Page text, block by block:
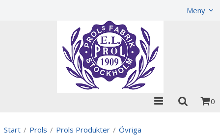
Meny
0
Start / Prols / Prols Produkter / Övriga